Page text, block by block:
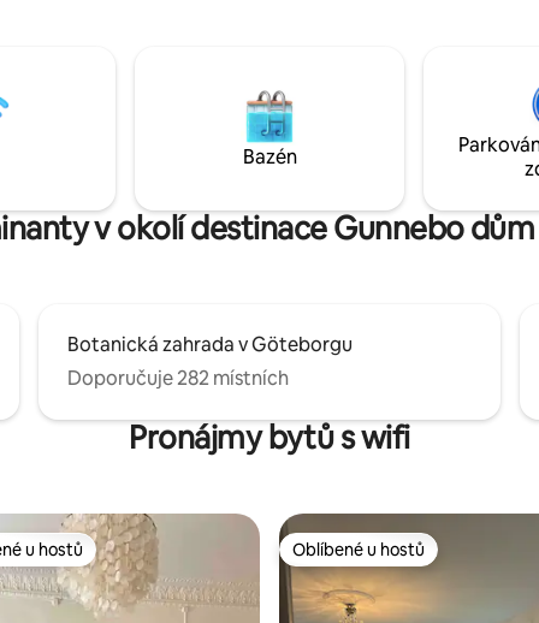
spoustou stezek, včetně
pro pěší turistiku, běh a
kolech. Letiště: 8 minut
který zastavuje 5 minut odtud.
města Mölnlycke je vzdáleno 5
letiště Landvetter je to 23
Srdečné přivítání!
Bazén
v okolí destinace Gunnebo
Botanická zahrada v Göteborgu
Doporučuje 282 místních
Pronájmy bytů s wifi
kategorii Oblíbené u hostů
u hostů Oblíbené u hostů
Oblíbené u hostů